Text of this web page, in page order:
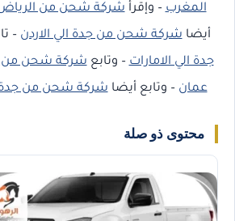
المغرب– وإقرأشركة شحن من الرياض
أيضاشركة شحن من جدة الي الاردن –
جدة الي الامارات– وتابعشركة شحن من
عمان – وتابع أيضاشركة شحن من جدة
محتوى ذو صلة